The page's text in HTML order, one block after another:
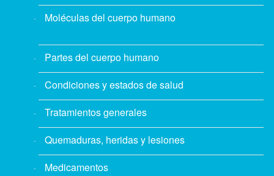
Moléculas del cuerpo humano
Partes del cuerpo humano
Condiciones y estados de salud
Tratamientos generales
Quemaduras, heridas y lesiones
Medicamentos